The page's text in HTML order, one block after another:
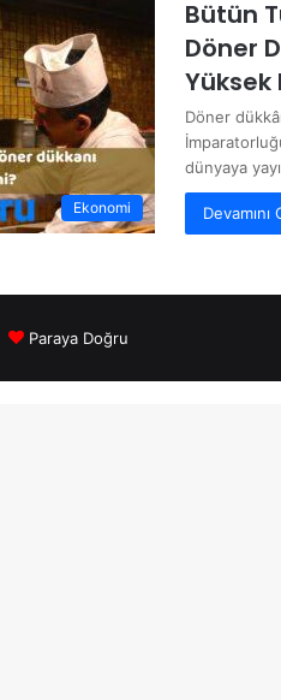
Ekonomi
Bütün
Döner
Yüksek
Döner
dünyaya
Devamını
Paraya Doğru